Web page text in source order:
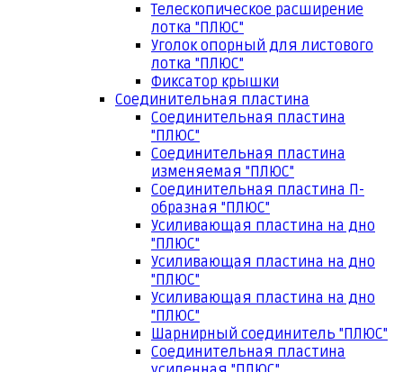
Телескопическое расширение
лотка "ПЛЮС"
Уголок опорный для листового
лотка "ПЛЮС"
Фиксатор крышки
Соединительная пластина
Соединительная пластина
"ПЛЮС"
Соединительная пластина
изменяемая "ПЛЮС"
Соединительная пластина П-
образная "ПЛЮС"
Усиливающая пластина на дно
"ПЛЮС"
Усиливающая пластина на дно
"ПЛЮС"
Усиливающая пластина на дно
"ПЛЮС"
Шарнирный соединитель "ПЛЮС"
Соединительная пластина